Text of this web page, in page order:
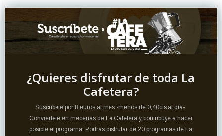
¿Quieres disfrutar de toda La
Cafetera?
Suscríbete por 8 euros al mes -menos de 0,40cts al día-.
Conviértete en mecenas de La Cafetera y contribuye a hacer
posible el programa. Podrás disfrutar de 20 programas de La